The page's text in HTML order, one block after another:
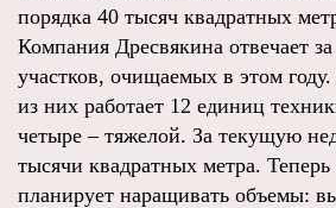
порядка 40 тысяч квадратных
Компания Дресвякина отвечает
участков, очищаемых в этом
из них работает 12 единиц
четыре – тяжелой. За текущую
тысячи квадратных метра.
планирует наращивать объемы: